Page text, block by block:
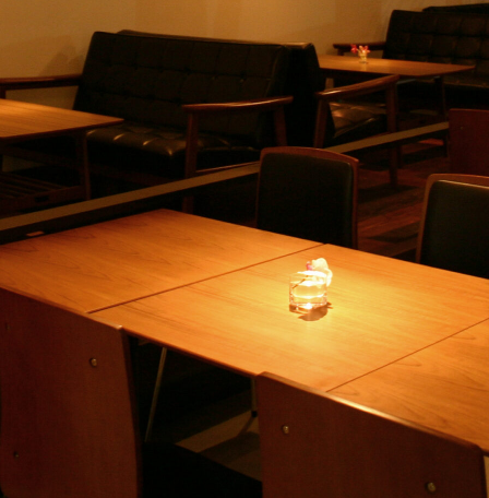
blog
店舗 内観夜01